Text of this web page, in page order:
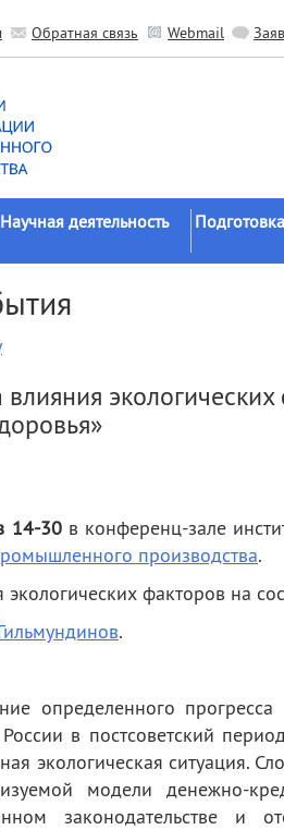
Обратная связь Webmail
Научная деятельность
исследований
Гранты
Научные школы
Публикации
советы
14-30в конференц-зале
производства.
факторов на
.
определенного
в постсоветский
экологическая ситуация.
модели денежно-
законодательстве и